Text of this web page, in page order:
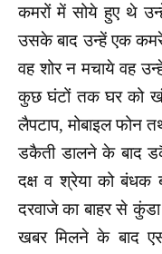
कमरों में सोये हुए थे
उसके बाद उन्हें एक कमरे
वह शोर न मचाये वह
कुछ घंटों तक घर को
लैपटाप, मोबाइल फोन
डकैती डालने के बाद
दक्ष व श्रेया को बंधक
दरवाजे का बाहर से
खबर मिलने के बाद